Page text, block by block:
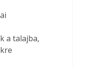
a talajba,